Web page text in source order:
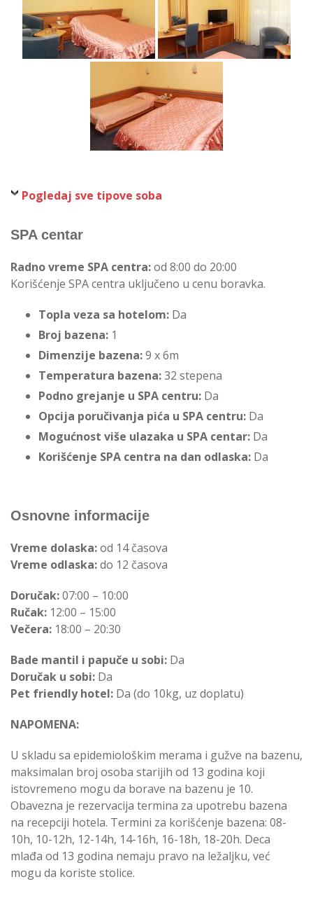
Pogledaj sve tipove soba
SPA centar
Radno vreme SPA centra:od 8:00 do 20:00
Korišćenje SPA centra uključeno u cenu boravka.
Topla veza sa hotelom: Da
Broj bazena: 1
Dimenzije bazena:9 x 6m
Temperatura bazena:32 stepena
Podno grejanje u SPA centru: Da
Opcija poručivanja pića u SPA centru: Da
Mogućnost više ulazaka u SPA centar: Da
Korišćenje SPA centra na dan odlaska: Da
Osnovne informacije
Vreme dolaska:od 14 časova
Vreme odlaska:do 12 časova
Doručak:07:00 – 10:00
Ručak: 12:00 – 15:00
Večera: 18:00 – 20:30
Bade mantil i papuče u sobi: Da
Doručak u sobi: Da
Pet friendly hotel: Da (do 10kg, uz doplatu)
NAPOMENA:
U skladu sa epidemiološkim merama i gužve na bazenu,
maksimalan broj osoba starijih od 13 godina koji
istovremeno mogu da borave na bazenu je 10.
Obavezna je rezervacija termina za upotrebu bazena
na recepciji hotela. Termini za korišćenje bazena: 08-
10h, 10-12h, 12-14h, 14-16h, 16-18h, 18-20h. Deca
mlađa od 13 godina nemaju pravo na ležaljku, već
mogu da koriste stolice.